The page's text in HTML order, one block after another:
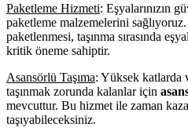
Paketleme Hizmeti: Eşyalarınızın
paketleme malzemelerini
paketlenmesi, taşınma sırasında
kritik öneme sahiptir.
Asansörlü Taşıma: Yüksek katlarda
taşınmak zorunda kalanlar için
mevcuttur. Bu hizmet ile zaman
taşıyabileceksiniz.